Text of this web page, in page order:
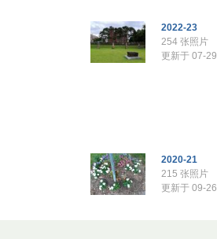
2022-23
254 张照片
更新于 07-29
2020-21
215 张照片
更新于 09-26